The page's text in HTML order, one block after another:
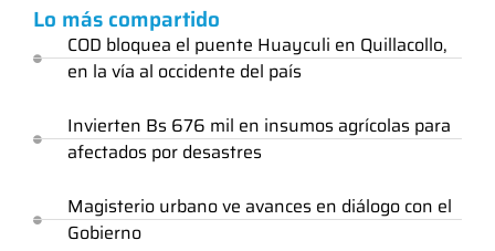
Lo más compartido
COD bloquea el puente Huayculi en Quillacollo,
en la vía al occidente del país
Invierten Bs 676 mil en insumos agrícolas para
afectados por desastres
Magisterio urbano ve avances en diálogo con el
Gobierno